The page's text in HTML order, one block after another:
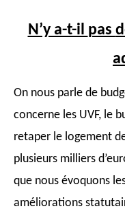
N’y a-t-il pas
On nous parle de
concerne les UVF, le
retaper le logement
plusieurs milliers
que nous évoquons
améliorations